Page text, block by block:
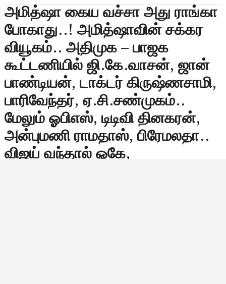
அமித்ஷா கைய வச்சா அது ராங்கா
போகாது..! அமித்ஷாவின் சக்கர
வியூகம்.. அதிமுக – பாஜக
கூட்டணியில் ஜி.கே.வாசன், ஜான்
பாண்டியன், டாக்டர் கிருஷ்ணசாமி,
பாரிவேந்தர், ஏ.சி.சண்முகம்..
மேலும் ஓபிஎஸ், டிடிவி தினகரன்,
அன்புமணி ராமதாஸ், பிரேமலதா..
விஜய் வந்தால் ஓகே,